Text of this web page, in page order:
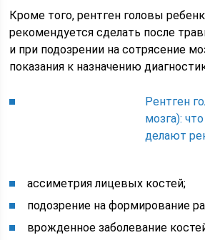
Кроме того, рентген головы
рекомендуется сделать после
и при подозрении на сотрясение
показания к назначению
Рентген
мозга):
делают
ассиметрия лицевых костей;
подозрение на формирование
врожденное заболевание